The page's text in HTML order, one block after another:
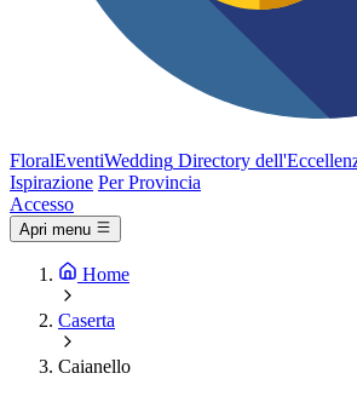
FloralEventiWedding Directory
Ispirazione Per Provincia
Accesso
Apri menu
Home
Caserta
Caianello